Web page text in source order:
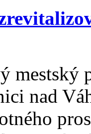
mestský
nad